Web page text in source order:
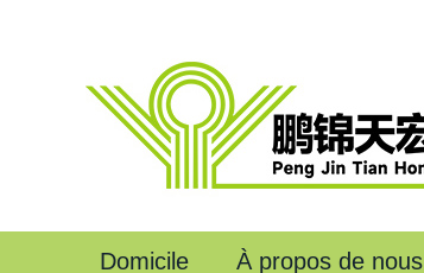
Domicile À propos de nous